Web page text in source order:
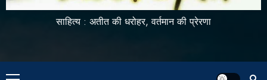
साहित्य : अतीत की धरोहर, वर्तमान की प्रेरणा